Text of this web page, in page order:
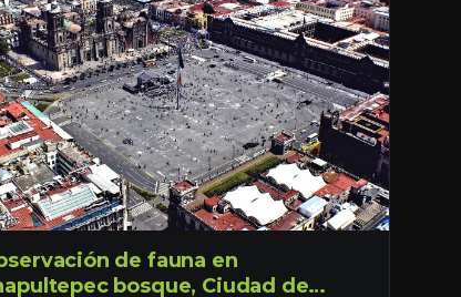
de fauna en
bosque, Ciudad de